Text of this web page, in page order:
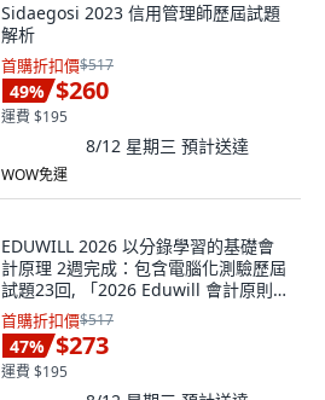
Sidaegosi 2023 信用管理師歷屆試題
解析
首購折扣價$517
49% $260
運費 $195
8/12 星期三 預計送達
WOW免運
EDUWILL 2026 以分錄學習的基礎會
計原理 2週完成：包含電腦化測驗歷屆
試題23回, 「2026 Eduwill 會計原則:
兩週憤慨完成」, 金成洙、樸振赫(作
者)
首購折扣價$517
47% $273
運費 $195